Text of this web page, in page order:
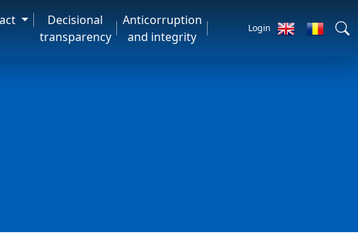
Decisional
transparency
Anticorruption
and integrity
Login